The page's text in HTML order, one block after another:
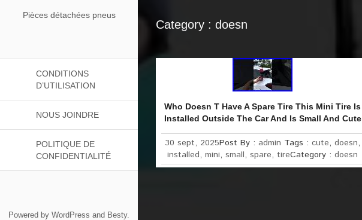
Pièces détachées pneus
CONDITIONS
D’UTILISATION
NOUS JOINDRE
POLITIQUE DE
CONFIDENTIALITÉ
Powered by WordPress and Besty.
Category : doesn
Who Doesn T Have A Spare Tire This Mini Tire Is
Installed Outside The Car And Is Small And Cute
30 sept, 2025Post By : admin Tags :cute,doesn,
installed,mini,small,spare,tireCategory :doesn